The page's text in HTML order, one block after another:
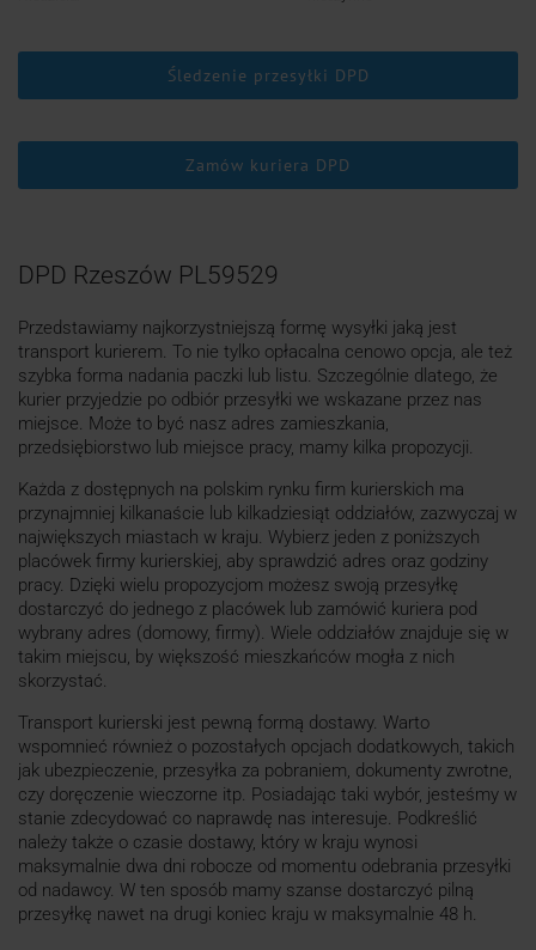
Śledzenie przesyłki DPD
Zamów kuriera DPD
DPD Rzeszów PL59529
Przedstawiamy najkorzystniejszą formę wysyłki jaką jest
transport kurierem. To nie tylko opłacalna cenowo opcja, ale też
szybka forma nadania paczki lub listu. Szczególnie dlatego, że
kurier przyjedzie po odbiór przesyłki we wskazane przez nas
miejsce. Może to być nasz adres zamieszkania,
przedsiębiorstwo lub miejsce pracy, mamy kilka propozycji.
Każda z dostępnych na polskim rynku firm kurierskich ma
przynajmniej kilkanaście lub kilkadziesiąt oddziałów, zazwyczaj w
największych miastach w kraju. Wybierz jeden z poniższych
placówek firmy kurierskiej, aby sprawdzić adres oraz godziny
pracy. Dzięki wielu propozycjom możesz swoją przesyłkę
dostarczyć do jednego z placówek lub zamówić kuriera pod
wybrany adres (domowy, firmy). Wiele oddziałów znajduje się w
takim miejscu, by większość mieszkańców mogła z nich
skorzystać.
Transport kurierski jest pewną formą dostawy. Warto
wspomnieć również o pozostałych opcjach dodatkowych, takich
jak ubezpieczenie, przesyłka za pobraniem, dokumenty zwrotne,
czy doręczenie wieczorne itp. Posiadając taki wybór, jesteśmy w
stanie zdecydować co naprawdę nas interesuje. Podkreślić
należy także o czasie dostawy, który w kraju wynosi
maksymalnie dwa dni robocze od momentu odebrania przesyłki
od nadawcy. W ten sposób mamy szanse dostarczyć pilną
przesyłkę nawet na drugi koniec kraju w maksymalnie 48 h.